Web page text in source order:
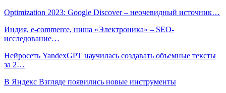
Optimization 2023: Google Discover – неочевидный источник…
Индия, e-commerce, ниша «Электроника» – SEO-
исследование…
Нейросеть YandexGPT научилась создавать объемные тексты
за 2…
В Яндекс Взгляде появились новые инструменты